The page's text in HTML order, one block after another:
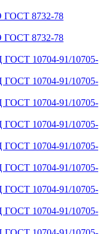
8732-78
8732-78
10704-91/10705-
10704-91/10705-
10704-91/10705-
10704-91/10705-
10704-91/10705-
10704-91/10705-
10704-91/10705-
10704-91/10705-